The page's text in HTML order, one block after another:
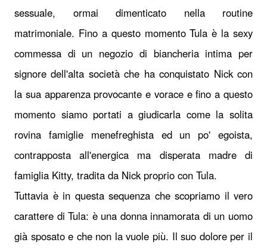
sessuale, ormai dimenticato nella routine
matrimoniale. Fino a questo momento Tula è la sexy
commessa di un negozio di biancheria intima per
signore dell'alta società che ha conquistato Nick con
la sua apparenza provocante e vorace e fino a questo
momento siamo portati a giudicarla come la solita
rovina famiglie menefreghista ed un po' egoista,
contrapposta all'energica ma disperata madre di
famiglia Kitty, tradita da Nick proprio con Tula.
Tuttavia è in questa sequenza che scopriamo il vero
carattere di Tula: è una donna innamorata di un uomo
già sposato e che non la vuole più. Il suo dolore per il